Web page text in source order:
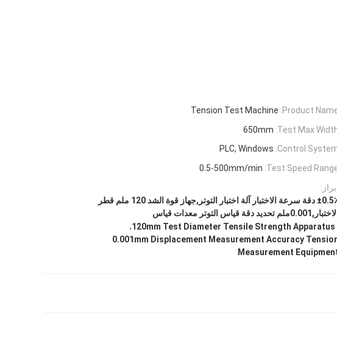
Product
Tension Test Machine
Test Max
650mm
Control
PLC, Windows
Test Speed
0.5-500mm/min
إبراز:
±0.5٪ دقة سرعة الاختبار آلة اختبار التوتر,جهاز قوة الشد 120 ملم قطر
الاختبار,0.001ملم تحديد دقة قياس التوتر معدات قياس
120mm Test Diameter Tensile Strength Apparatus
,
0.001mm Displacement Measurement Accuracy
Measurement